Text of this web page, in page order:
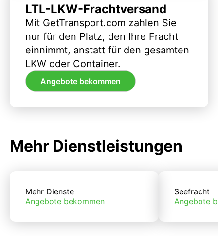
LTL-LKW-Frachtversand
Mit GetTransport.com zahlen Sie
nur für den Platz, den Ihre Fracht
einnimmt, anstatt für den gesamten
LKW oder Container.
Angebote bekommen
Mehr Dienstleistungen
Mehr Dienste
Angebote bekommen
Seefracht
Angebote